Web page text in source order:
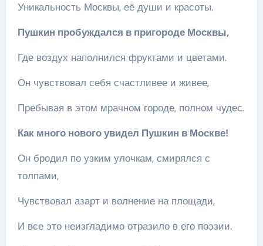
Уникальность Москвы, её души и красоты.
Пушкин пробуждался в пригороде Москвы,
Где воздух наполнился фруктами и цветами.
Он чувствовал себя счастливее и живее,
Пребывая в этом мрачном городе, полном чудес.
Как много нового увидел Пушкин в Москве!
Он бродил по узким улочкам, смирялся с
толпами,
Чувствовал азарт и волнение на площади,
И все это неизгладимо отразило в его поэзии.